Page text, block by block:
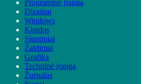
Programinė įranga
Dizainai
Windows
Klaidos
Siuntiniai
Žaidimai
Grafika
Techninė įranga
Žurnalas